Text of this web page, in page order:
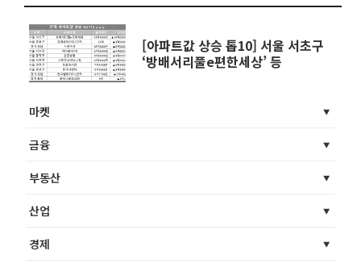
[아파트값 상승 톱10] 서울 서초구
‘방배서리풀e편한세상’ 등
마켓
금융
부동산
산업
경제